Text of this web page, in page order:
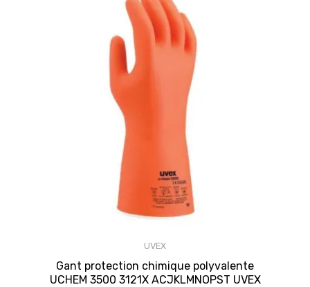
UVEX
Gant protection chimique polyvalente
UCHEM 3500 3121X ACJKLMNOPST UVEX